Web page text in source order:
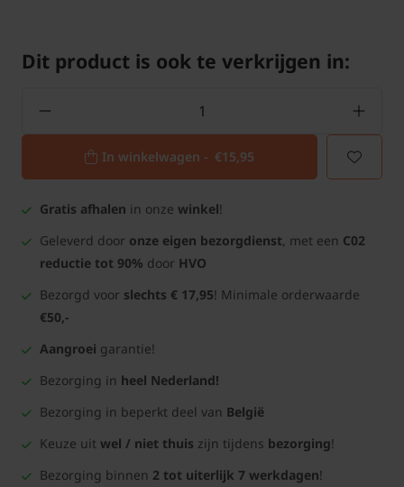
Dit product is ook te verkrijgen in:
In winkelwagen - €15,95
Gratis afhalen in onze winkel!
Geleverd door onze eigen bezorgdienst, met een C02
reductie tot 90% door HVO
Bezorgd voor slechts € 17,95! Minimale orderwaarde
€50,-
Aangroei garantie!
Bezorging in heel Nederland!
Bezorging in beperkt deel van België
Keuze uit wel / niet thuis zijn tijdens bezorging!
Bezorging binnen 2 tot uiterlijk 7 werkdagen!